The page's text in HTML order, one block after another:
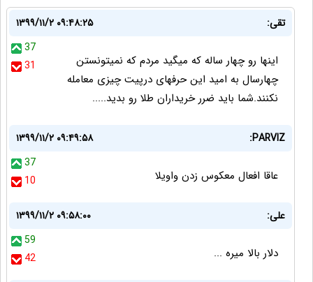
تقی:
۱۳۹۹/۱۱/۲ ۰۹:۴۸:۲۵
37
31
اینها رو چهار ساله که میگید مردم که نمیتونستن
چهارسال به امید این حرفهای درپیت چیزی معامله
نکنند.شما باید ضرر خریداران طلا رو بدید.....
PARVIZ:
۱۳۹۹/۱۱/۲ ۰۹:۴۹:۵۸
37
10
عاقا افعال معکوس زدن واویلا
علی:
۱۳۹۹/۱۱/۲ ۰۹:۵۸:۰۰
59
42
دلار بالا میره ...